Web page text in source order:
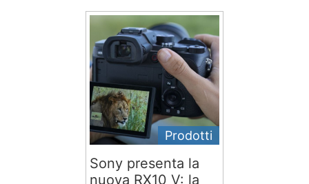
Prodotti
Sony presenta la
nuova RX10 V: la